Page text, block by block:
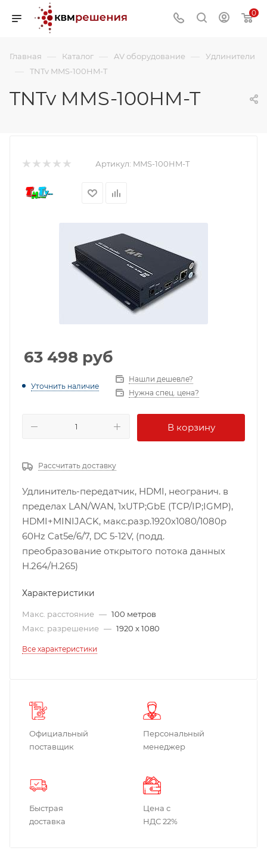
0
Главная — Каталог — AV оборудование — Удлинители
— TNTv MMS-100HM-T
TNTv MMS-100HM-T
Артикул: MMS-100HM-T
63 498 руб
Уточнить наличие
Нашли дешевле?
Нужна спец. цена?
В корзину
Рассчитать доставку
Удлинитель-передатчик, HDMI, неогранич. в
пределах LAN/WAN, 1xUTP;GbE (TCP/IP;IGMP),
HDMI+MINIJACK, макс.разр.1920x1080/1080p
60Hz Cat5e/6/7, DC 5-12V, (подд.
преобразование открытого потока данных
H.264/H.265)
Характеристики
Макс. расстояние — 100 метров
Макс. разрешение — 1920 x 1080
Все характеристики
Официальный
поставщик
Персональный
менеджер
Быстрая
доставка
Цена с
НДС 22%